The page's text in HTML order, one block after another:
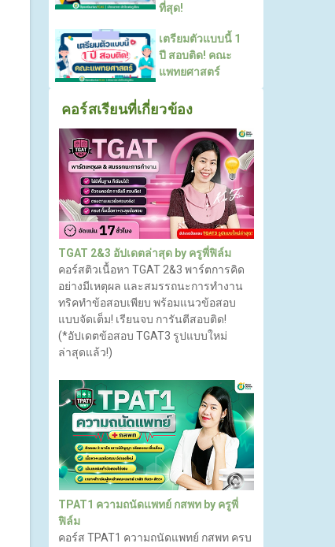
ที่สุด!
เตรียมตัวแบบนี้ 1
ปี สอบติด! คณะ
แพทยศาสตร์
คอร์สเรียนที่เกี่ยวข้อง
TGAT 2&3 อัปเดตล่าสุด by ครูพี่ฟิล์ม
คอร์สติวเนื้อหา TGAT 2&3 พาร์ตการคิด
อย่างมีเหตุผล และสมรรถนะการทำงาน
ทริคทำข้อสอบเพียบ พร้อมแนวข้อสอบ
แบบจัดเต็ม! เรียนจบ การันตีสอบติด!
(*อัปเดตข้อสอบ TGAT3 รูปแบบใหม่
ล่าสุดแล้ว!)
TPAT1 ความถนัดแพทย์ กสพท by ครูพี่
ฟิล์ม
คอร์ส TPAT1 ความถนัดแพทย์ กสพท ครบ